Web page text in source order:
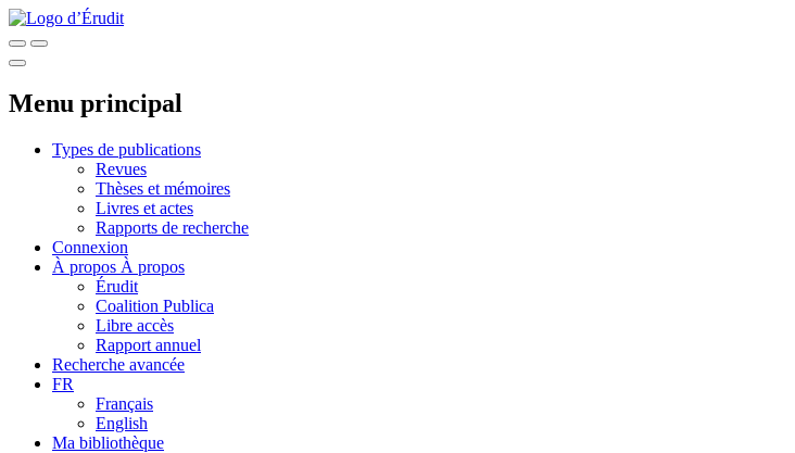
Menu principal
Types de publications
Revues
Thèses et mémoires
Livres et actes
Rapports de recherche
Connexion
À propos À propos
Érudit
Coalition Publica
Libre accès
Rapport annuel
Recherche avancée
FR
Français
English
Ma bibliothèque